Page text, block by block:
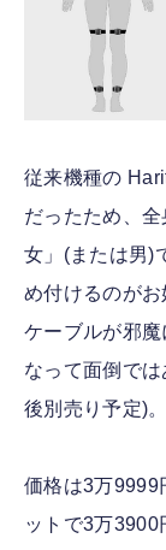
従来機種の
だったため、
女」(または男)
め付けるのが
ケーブルが邪
なって面倒で
後別売り予定)。
価格は3万9999
ットで3万3900